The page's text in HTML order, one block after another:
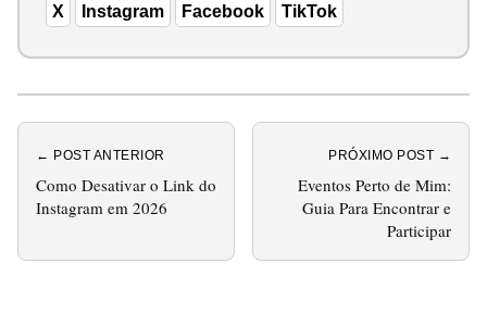
X Instagram Facebook TikTok
← POST ANTERIOR
Como Desativar o Link do
Instagram em 2026
PRÓXIMO POST →
Eventos Perto de Mim:
Guia Para Encontrar e
Participar